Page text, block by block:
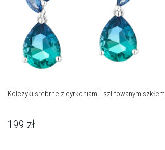
Kolczyki srebrne z cyrkoniami i szlifowanym szkłem
199 zł